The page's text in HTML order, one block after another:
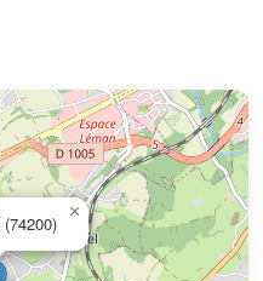
(74200)
×